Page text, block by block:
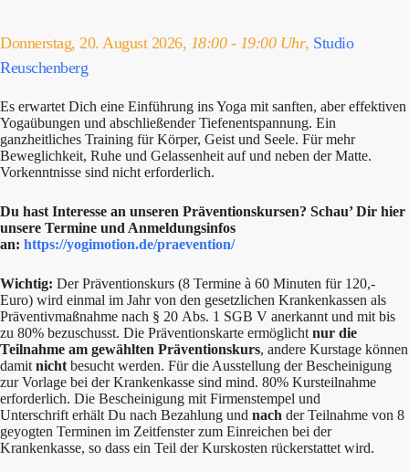
Donnerstag, 20. August 2026, 18:00 - 19:00 Uhr, Studio
Reuschenberg
Es erwartet Dich eine Einführung ins Yoga mit sanften, aber effektiven
Yogaübungen und abschließender Tiefenentspannung. Ein
ganzheitliches Training für Körper, Geist und Seele. Für mehr
Beweglichkeit, Ruhe und Gelassenheit auf und neben der Matte.
Vorkenntnisse sind nicht erforderlich.
Du hast Interesse an unseren Präventionskursen? Schau’ Dir hier
unsere Termine und Anmeldungsinfos
an: https://yogimotion.de/praevention/
Wichtig: Der Präventionskurs (8 Termine à 60 Minuten für 120,-
Euro) wird einmal im Jahr von den gesetzlichen Krankenkassen als
Präventivmaßnahme nach § 20 Abs. 1 SGB V anerkannt und mit bis
zu 80% bezuschusst. Die Präventionskarte ermöglicht nur die
Teilnahme am gewählten Präventionskurs, andere Kurstage können
damit nicht besucht werden. Für die Ausstellung der Bescheinigung
zur Vorlage bei der Krankenkasse sind mind. 80% Kursteilnahme
erforderlich. Die Bescheinigung mit Firmenstempel und
Unterschrift erhält Du nach Bezahlung und nach der Teilnahme von 8
geyogten Terminen im Zeitfenster zum Einreichen bei der
Krankenkasse, so dass ein Teil der Kurskosten rückerstattet wird.